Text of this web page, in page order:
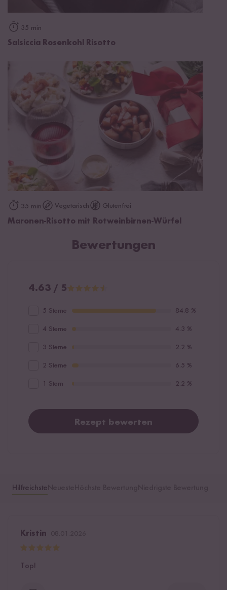
35 min
Salsiccia Rosenkohl Risotto
35 min Vegetarisch Glutenfrei
Maronen-Risotto mit Rotweinbirnen-Würfel
Bewertungen
4.63 / 5
5 Sterne 84.8 %
4 Sterne 4.3 %
3 Sterne 2.2 %
2 Sterne 6.5 %
1 Stern 2.2 %
Rezept bewerten
Hilfreichste
Kristin
Top!